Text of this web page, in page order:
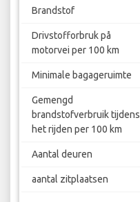
Brandstof
Drivstofforbruk på
motorvei per 100 km
Minimale bagageruimte
Gemengd
brandstofverbruik tijdens
het rijden per 100 km
Aantal deuren
aantal zitplaatsen